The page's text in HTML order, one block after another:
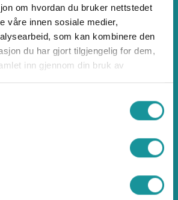
om hvordan du bruker nettstedet
våre innen sosiale medier,
som kan kombinere den
du har gjort tilgjengelig for dem,
inn gjennom din bruk av
Klatring